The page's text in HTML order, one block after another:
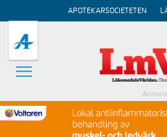
APOTEKARSOCIETETEN
Annons